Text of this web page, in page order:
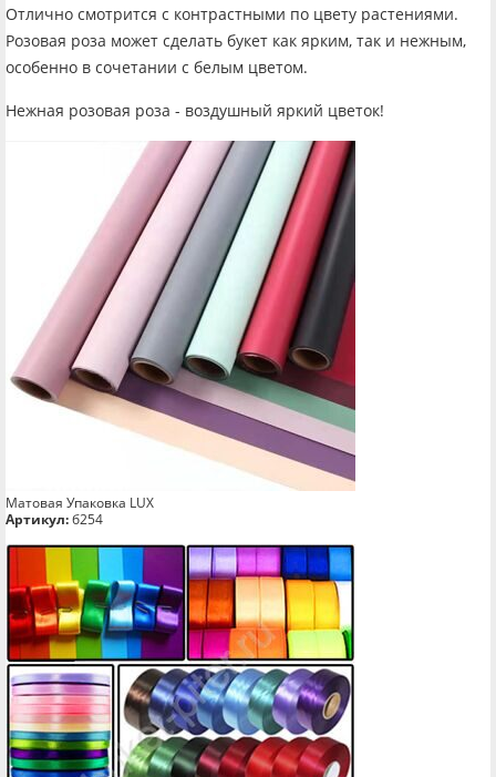
Отлично смотрится с контрастными по цвету растениями.
Розовая роза может сделать букет как ярким, так и нежным,
особенно в сочетании с белым цветом.
Нежная розовая роза - воздушный яркий цветок!
Матовая Упаковка LUX
Артикул:б254